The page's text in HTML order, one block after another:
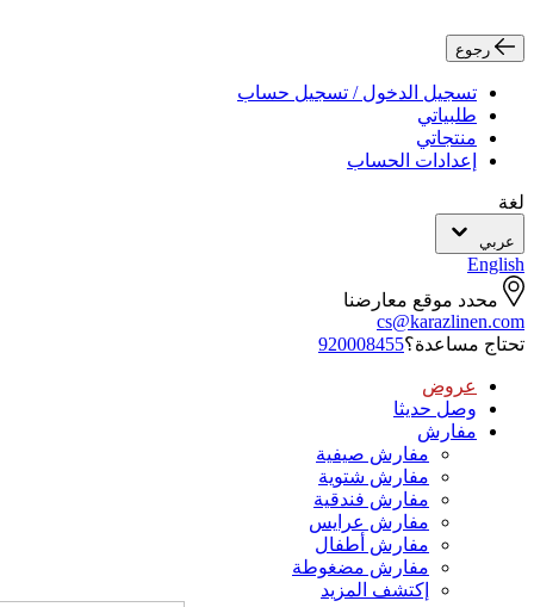
رجوع
تسجيل الدخول / تسجيل حساب
طلبياتي
منتجاتي
إعدادات الحساب
لغة
عربي
English
محدد موقع معارضنا
cs@karazlinen.com
تحتاج مساعدة؟920008455
عروض
وصل حديثا
مفارش
مفارش صيفية
مفارش شتوية
مفارش فندقية
مفارش عرايس
مفارش أطفال
مفارش مضغوطة
إكتشف المزيد